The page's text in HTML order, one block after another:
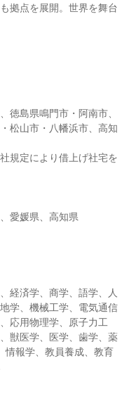
拠点を展開。世界を舞台
徳島県鳴門市・阿南市、
松山市・八幡浜市、高知
規定により借上げ社宅を
愛媛県、高知県
経済学、商学、語学、人
学、機械工学、電気通信
応用物理学、原子力工
獣医学、医学、歯学、薬
情報学、教員養成、教育